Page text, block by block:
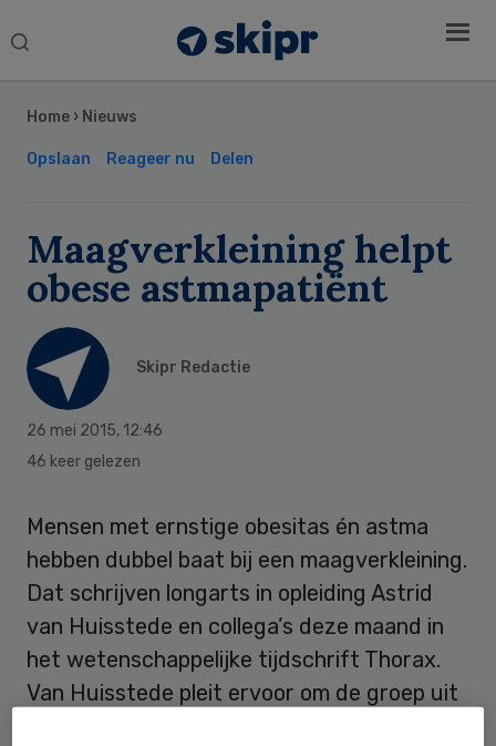
Search
Home › Nieuws
Opslaan Reageer nu Delen
Maagverkleining helpt
obese astmapatiënt
Skipr Redactie
26 mei 2015, 12:46
46 keer gelezen
Mensen met ernstige obesitas én astma
hebben dubbel baat bij een maagverkleining.
Dat schrijven longarts in opleiding Astrid
van Huisstede en collega’s deze maand in
het wetenschappelijke tijdschrift Thorax.
Van Huisstede pleit ervoor om de groep uit
Sidebar